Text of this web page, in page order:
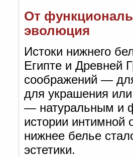
От
эволюция
Истоки нижнего
Египте и Древней
соображений —
для украшения
— натуральным и
истории интимной
нижнее белье
эстетики.